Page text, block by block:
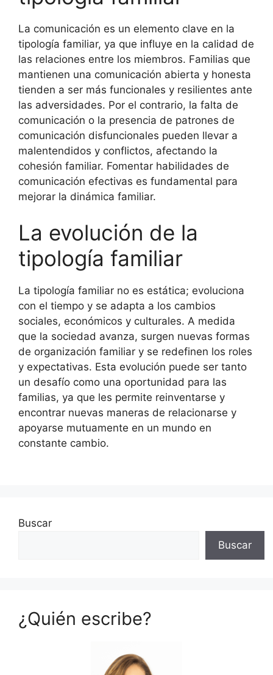
La comunicación es un elemento clave en la
tipología familiar, ya que influye en la calidad de
las relaciones entre los miembros. Familias que
mantienen una comunicación abierta y honesta
tienden a ser más funcionales y resilientes ante
las adversidades. Por el contrario, la falta de
comunicación o la presencia de patrones de
comunicación disfuncionales pueden llevar a
malentendidos y conflictos, afectando la
cohesión familiar. Fomentar habilidades de
comunicación efectivas es fundamental para
mejorar la dinámica familiar.
La evolución de la
tipología familiar
La tipología familiar no es estática; evoluciona
con el tiempo y se adapta a los cambios
sociales, económicos y culturales. A medida
que la sociedad avanza, surgen nuevas formas
de organización familiar y se redefinen los roles
y expectativas. Esta evolución puede ser tanto
un desafío como una oportunidad para las
familias, ya que les permite reinventarse y
encontrar nuevas maneras de relacionarse y
apoyarse mutuamente en un mundo en
constante cambio.
Buscar
Buscar
¿Quién escribe?